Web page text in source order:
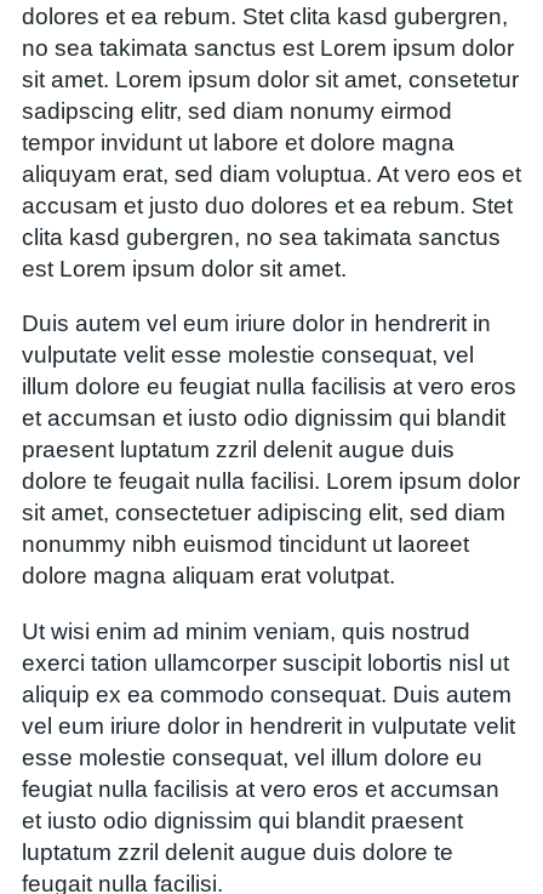
dolores et ea rebum. Stet clita kasd gubergren,
no sea takimata sanctus est Lorem ipsum dolor
sit amet. Lorem ipsum dolor sit amet, consetetur
sadipscing elitr, sed diam nonumy eirmod
tempor invidunt ut labore et dolore magna
aliquyam erat, sed diam voluptua. At vero eos et
accusam et justo duo dolores et ea rebum. Stet
clita kasd gubergren, no sea takimata sanctus
est Lorem ipsum dolor sit amet.
Duis autem vel eum iriure dolor in hendrerit in
vulputate velit esse molestie consequat, vel
illum dolore eu feugiat nulla facilisis at vero eros
et accumsan et iusto odio dignissim qui blandit
praesent luptatum zzril delenit augue duis
dolore te feugait nulla facilisi. Lorem ipsum dolor
sit amet, consectetuer adipiscing elit, sed diam
nonummy nibh euismod tincidunt ut laoreet
dolore magna aliquam erat volutpat.
Ut wisi enim ad minim veniam, quis nostrud
exerci tation ullamcorper suscipit lobortis nisl ut
aliquip ex ea commodo consequat. Duis autem
vel eum iriure dolor in hendrerit in vulputate velit
esse molestie consequat, vel illum dolore eu
feugiat nulla facilisis at vero eros et accumsan
et iusto odio dignissim qui blandit praesent
luptatum zzril delenit augue duis dolore te
feugait nulla facilisi.